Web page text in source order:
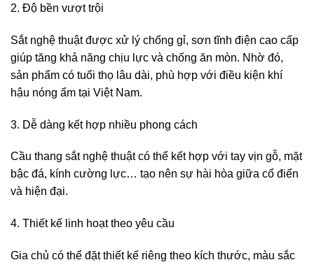
2. Độ bền vượt trội
Sắt nghệ thuật được xử lý chống gỉ, sơn tĩnh điện cao cấp
giúp tăng khả năng chịu lực và chống ăn mòn. Nhờ đó,
sản phẩm có tuổi thọ lâu dài, phù hợp với điều kiện khí
hậu nóng ẩm tại Việt Nam.
3. Dễ dàng kết hợp nhiều phong cách
Cầu thang sắt nghệ thuật có thể kết hợp với tay vịn gỗ, mặt
bậc đá, kính cường lực… tạo nên sự hài hòa giữa cổ điển
và hiện đại.
4. Thiết kế linh hoạt theo yêu cầu
Gia chủ có thể đặt thiết kế riêng theo kích thước, màu sắc